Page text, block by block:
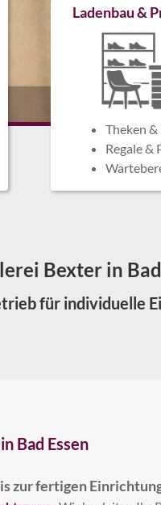
Ladenbau &
Theken &
Regale &
Bexter in
für individuelle
Bad Essen
zur fertigen